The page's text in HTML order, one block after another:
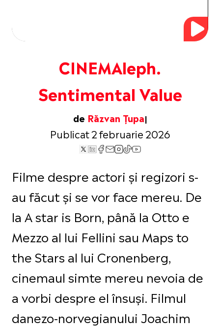
CINEMAleph.
Sentimental Value
de Răzvan Țupa
Publicat 2 februarie 2026
Filme despre actori și regizori s-
au făcut și se vor face mereu. De
la A star is Born, până la Otto e
Mezzo al lui Fellini sau Maps to
the Stars al lui Cronenberg,
cinemaul simte mereu nevoia de
a vorbi despre el însuși. Filmul
danezo-norvegianului Joachim